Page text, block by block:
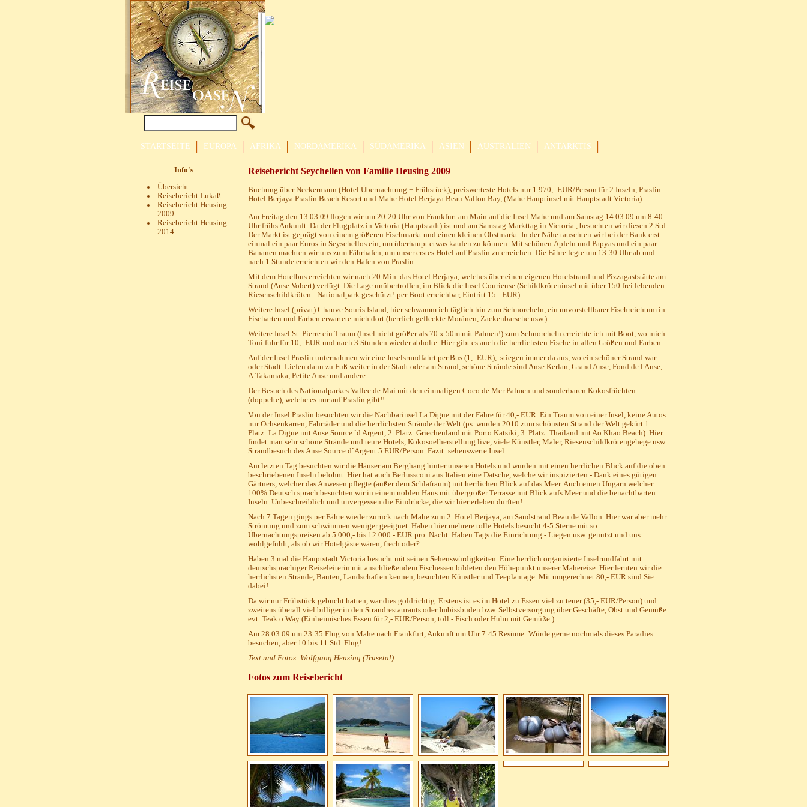
STARTSEITE EUROPA AFRIKA NORDAMERIKA SÜDAMERIKA ASIEN AUSTRALIEN ANTARKTIS
Info's
Übersicht
Reisebericht Lukaß
Reisebericht Heusing
2009
Reisebericht Heusing
2014
Reisebericht Seychellen von Familie Heusing 2009
Buchung über Neckermann (Hotel Übernachtung + Frühstück), preiswerteste Hotels nur 1.970,- EUR/Person für 2 Inseln, Praslin
Hotel Berjaya Praslin Beach Resort und Mahe Hotel Berjaya Beau Vallon Bay, (Mahe Hauptinsel mit Hauptstadt Victoria).
Am Freitag den 13.03.09 flogen wir um 20:20 Uhr von Frankfurt am Main auf die Insel Mahe und am Samstag 14.03.09 um 8:40
Uhr frühs Ankunft. Da der Flugplatz in Victoria (Hauptstadt) ist und am Samstag Markttag in Victoria , besuchten wir diesen 2 Std.
Der Markt ist geprägt von einem größeren Fischmarkt und einen kleinen Obstmarkt. In der Nähe tauschten wir bei der Bank erst
einmal ein paar Euros in Seyschellos ein, um überhaupt etwas kaufen zu können. Mit schönen Äpfeln und Papyas und ein paar
Bananen machten wir uns zum Fährhafen, um unser erstes Hotel auf Praslin zu erreichen. Die Fähre legte um 13:30 Uhr ab und
nach 1 Stunde erreichten wir den Hafen von Praslin.
Mit dem Hotelbus erreichten wir nach 20 Min. das Hotel Berjaya, welches über einen eigenen Hotelstrand und Pizzagaststätte am
Strand (Anse Vobert) verfügt. Die Lage unübertroffen, im Blick die Insel Courieuse (Schildkröteninsel mit über 150 frei lebenden
Riesenschildkröten - Nationalpark geschützt! per Boot erreichbar, Eintritt 15.- EUR)
Weitere Insel (privat) Chauve Souris Island, hier schwamm ich täglich hin zum Schnorcheln, ein unvorstellbarer Fischreichtum in
Fischarten und Farben erwartete mich dort (herrlich gefleckte Moränen, Zackenbarsche usw.).
Weitere Insel St. Pierre ein Traum (Insel nicht größer als 70 x 50m mit Palmen!) zum Schnorcheln erreichte ich mit Boot, wo mich
Toni fuhr für 10,- EUR und nach 3 Stunden wieder abholte. Hier gibt es auch die herrlichsten Fische in allen Größen und Farben .
Auf der Insel Praslin unternahmen wir eine Inselsrundfahrt per Bus (1,- EUR), stiegen immer da aus, wo ein schöner Strand war
oder Stadt. Liefen dann zu Fuß weiter in der Stadt oder am Strand, schöne Strände sind Anse Kerlan, Grand Anse, Fond de l Anse,
A.Takamaka, Petite Anse und andere.
Der Besuch des Nationalparkes Vallee de Mai mit den einmaligen Coco de Mer Palmen und sonderbaren Kokosfrüchten
(doppelte), welche es nur auf Praslin gibt!!
Von der Insel Praslin besuchten wir die Nachbarinsel La Digue mit der Fähre für 40,- EUR. Ein Traum von einer Insel, keine Autos
nur Ochsenkarren, Fahrräder und die herrlichsten Strände der Welt (ps. wurden 2010 zum schönsten Strand der Welt gekürt 1.
Platz: La Digue mit Anse Source `d Argent, 2. Platz: Griechenland mit Porto Katsiki, 3. Platz: Thailand mit Ao Khao Beach). Hier
findet man sehr schöne Strände und teure Hotels, Kokosoelherstellung live, viele Künstler, Maler, Riesenschildkrötengehege usw.
Strandbesuch des Anse Source d`Argent 5 EUR/Person. Fazit: sehenswerte Insel
Am letzten Tag besuchten wir die Häuser am Berghang hinter unseren Hotels und wurden mit einen herrlichen Blick auf die oben
beschriebenen Inseln belohnt. Hier hat auch Berlussconi aus Italien eine Datsche, welche wir inspizierten - Dank eines gütigen
Gärtners, welcher das Anwesen pflegte (außer dem Schlafraum) mit herrlichen Blick auf das Meer. Auch einen Ungarn welcher
100% Deutsch sprach besuchten wir in einem noblen Haus mit übergroßer Terrasse mit Blick aufs Meer und die benachtbarten
Inseln. Unbeschreiblich und unvergessen die Eindrücke, die wir hier erleben durften!
Nach 7 Tagen gings per Fähre wieder zurück nach Mahe zum 2. Hotel Berjaya, am Sandstrand Beau de Vallon. Hier war aber mehr
Strömung und zum schwimmen weniger geeignet. Haben hier mehrere tolle Hotels besucht 4-5 Sterne mit so
Übernachtungspreisen ab 5.000,- bis 12.000.- EUR pro Nacht. Haben Tags die Einrichtung - Liegen usw. genutzt und uns
wohlgefühlt, als ob wir Hotelgäste wären, frech oder?
Haben 3 mal die Hauptstadt Victoria besucht mit seinen Sehenswürdigkeiten. Eine herrlich organisierte Inselrundfahrt mit
deutschsprachiger Reiseleiterin mit anschließendem Fischessen bildeten den Höhepunkt unserer Mahereise. Hier lernten wir die
herrlichsten Strände, Bauten, Landschaften kennen, besuchten Künstler und Teeplantage. Mit umgerechnet 80,- EUR sind Sie
dabei!
Da wir nur Frühstück gebucht hatten, war dies goldrichtig. Erstens ist es im Hotel zu Essen viel zu teuer (35,- EUR/Person) und
zweitens überall viel billiger in den Strandrestaurants oder Imbissbuden bzw. Selbstversorgung über Geschäfte, Obst und Gemüße
evt. Teak o Way (Einheimisches Essen für 2,- EUR/Person, toll - Fisch oder Huhn mit Gemüße.)
Am 28.03.09 um 23:35 Flug von Mahe nach Frankfurt, Ankunft um Uhr 7:45 Resüme: Würde gerne nochmals dieses Paradies
besuchen, aber 10 bis 11 Std. Flug!
Text und Fotos: Wolfgang Heusing (Trusetal)
Fotos zum Reisebericht